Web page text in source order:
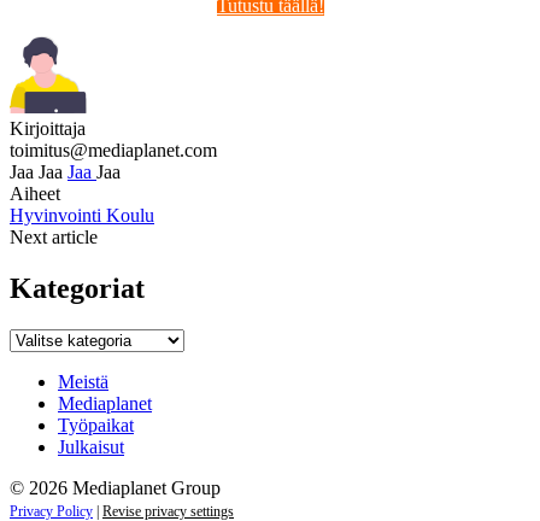
Tutustu täällä!
Kirjoittaja
toimitus@mediaplanet.com
Jaa Jaa Jaa Jaa
Aiheet
Hyvinvointi Koulu
Next article
Kategoriat
Kategoriat
Meistä
Mediaplanet
Työpaikat
Julkaisut
© 2026 Mediaplanet Group
Privacy Policy | Revise privacy settings